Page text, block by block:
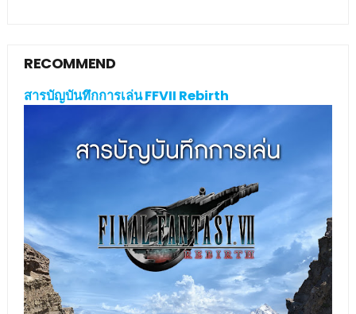
RECOMMEND
สารบัญบันทึกการเล่น FFVII Rebirth